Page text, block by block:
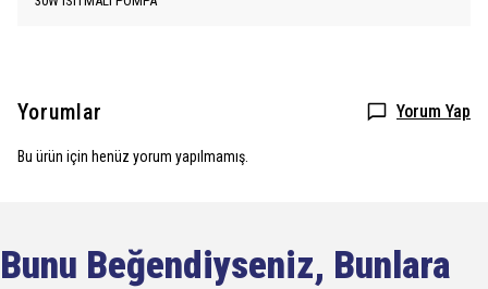
Yorumlar Yorum Yap
Bu ürün için henüz yorum yapılmamış.
Bunu Beğendiyseniz, Bunlara